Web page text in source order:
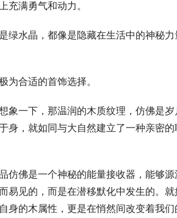
充满勇气和动力。
绿水晶，都像是隐藏在生活中的神秘
为合适的首饰选择。
象一下，那温润的木质纹理，仿佛是
身，就如同与大自然建立了一种亲密
仿佛是一个神秘的能量接收器，能够
易见的，而是在潜移默化中发生的。
身的木属性，更是在悄然间改变着我们